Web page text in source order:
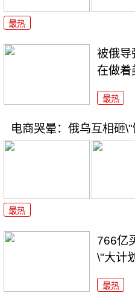
最热
被俄导
在做着
最热
电商哭晕：俄乌互相砸
最热
766亿
\"大计
最热